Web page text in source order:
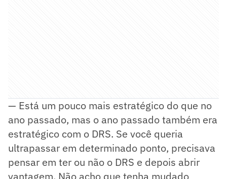
— Está um pouco mais estratégico do que no
ano passado, mas o ano passado também era
estratégico com o DRS. Se você queria
ultrapassar em determinado ponto, precisava
pensar em ter ou não o DRS e depois abrir
vantagem. Não acho que tenha mudado